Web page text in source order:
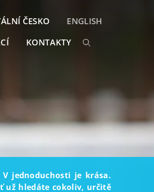
KONTAKTY
ČESKO ENGLISH
jednoduchosti je krása.
už hledáte cokoliv, určitě